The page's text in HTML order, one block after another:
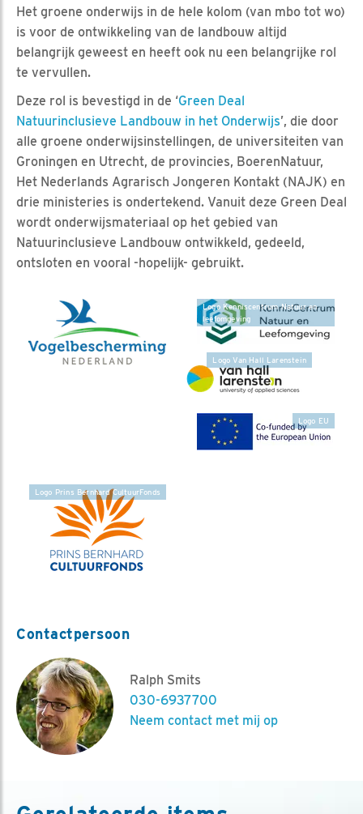
Het groene onderwijs in de hele kolom (van mbo tot wo)
is voor de ontwikkeling van de landbouw altijd
belangrijk geweest en heeft ook nu een belangrijke rol
te vervullen.
Deze rol is bevestigd in de ‘Green Deal
Natuurinclusieve Landbouw in het Onderwijs’, die door
alle groene onderwijsinstellingen, de universiteiten van
Groningen en Utrecht, de provincies, BoerenNatuur,
Het Nederlands Agrarisch Jongeren Kontakt (NAJK) en
drie ministeries is ondertekend. Vanuit deze Green Deal
wordt onderwijsmateriaal op het gebied van
Natuurinclusieve Landbouw ontwikkeld, gedeeld,
ontsloten en vooral -hopelijk- gebruikt.
Logo Kenniscentrum Natuur en
leefomgeving
Logo Van Hall Larenstein
Logo EU
Logo Prins Bernhard CultuurFonds
Contactpersoon
Ralph Smits
030-6937700
Neem contact met mij op